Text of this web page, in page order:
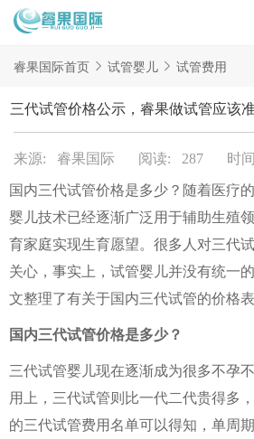
首页
试管项目
试管百科
试管医院
睿果国际
睿果国际首页 试管婴儿 试管费用
三代试管价格公示，睿果做试管应该
来源: 睿果国际 阅读: 287 时
国内三代试管价格是多少？随着医疗
婴儿技术已经逐渐广泛用于辅助生殖
育家庭实现生育愿望。很多人对三代
关心，事实上，试管婴儿并没有统一
文整理了有关于国内三代试管的价格表
国内三代试管价格是多少？
三代试管婴儿现在逐渐成为很多不孕
用上，三代试管则比一代二代贵得多
的三代试管费用名单可以得知，单周